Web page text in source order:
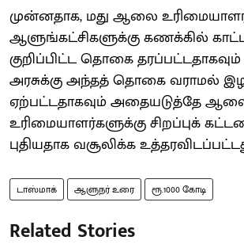
முன்னதாக, மது ஆலை
ஆளுங்கட்சிகளுக்கு கணக்கில்
குறிப்பிட்ட தொகை
அரசுக்கு அந்தத் தொகை வராமல்
ஏற்பட்டதாகவும் அதையடுத்தே
உரிமையாளர்களுக்கு சிறப்புக்
புதியதாக வசூலிக்க
டாஸ்மாக் ஆளுநர் உரை ரூ.1000 கோடி
Related Stories